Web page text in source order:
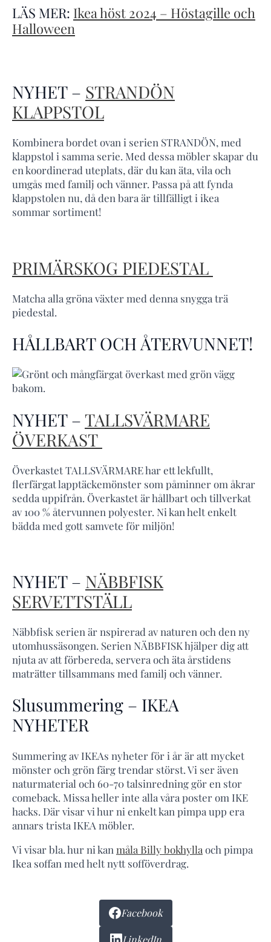
LÄS MER: Ikea höst 2024 – Höstagille och
Halloween
NYHET – STRANDÖN
KLAPPSTOL
Kombinera bordet ovan i serien STRANDÖN, med
klappstol i samma serie. Med dessa möbler skapar du
en koordinerad uteplats, där du kan äta, vila och
umgås med familj och vänner. Passa på att fynda
klappstolen nu, då den bara är tillfälligt i ikea
sommar sortiment!
PRIMÄRSKOG PIEDESTAL
Matcha alla gröna växter med denna snygga trä
piedestal.
HÅLLBART OCH ÅTERVUNNET!
NYHET –TALLSVÄRMARE
ÖVERKAST
Överkastet TALLSVÄRMARE har ett lekfullt,
flerfärgat lapptäckemönster som påminner om åkrar
sedda uppifrån. Överkastet är hållbart och tillverkat
av 100 % återvunnen polyester. Ni kan helt enkelt
bädda med gott samvete för miljön!
NYHET – NÄBBFISK
SERVETTSTÄLL
Näbbfisk serien är nspirerad av naturen och den ny
utomhussäsongen. Serien NÄBBFISK hjälper dig att
njuta av att förbereda, servera och äta årstidens
maträtter tillsammans med familj och vänner.
Slusummering – IKEA
NYHETER
Summering av IKEAs nyheter för i år är att mycket
mönster och grön färg trendar störst. Vi ser även
naturmaterial och 60-70 talsinredning gör en stor
comeback. Missa heller inte alla våra poster om IKE
hacks. Där visar vi hur ni enkelt kan pimpa upp era
annars trista IKEA möbler.
Vi visar bla. hur ni kan måla Billy bokhylla och pimpa
Ikea soffan med helt nytt sofföverdrag.
Facebook
LinkedIn